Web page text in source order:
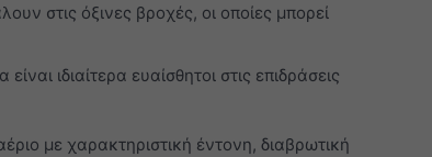
στις όξινες βροχές, οι οποίες μπορεί
ιδιαίτερα ευαίσθητοι στις επιδράσεις
με χαρακτηριστική έντονη, διαβρωτική